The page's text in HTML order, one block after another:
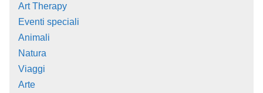
Art Therapy
Eventi speciali
Animali
Natura
Viaggi
Arte